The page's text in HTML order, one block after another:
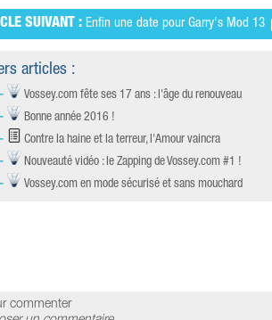
SUIVANT : Enfin une date pour Garry's Mod 13
articles :
Vossey.com fête ses 17 ans : l'âge du renouveau
Bonne année 2016 !
Contre la haine et la terreur, l'Amour vaincra
Nouveauté vidéo : le Zapping de Vossey.com #1 !
Vossey.com en mode sécurisé et sans mouchard
commenter